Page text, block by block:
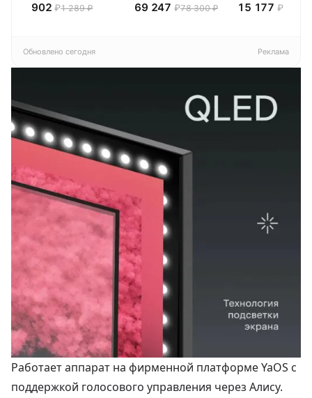
полотенец 4 шт,
902₽1 289 ₽
(2026) Смарт ТВ
69 247 ₽78 300 ₽
Смарт ТВ HD
15 177 ₽
Обновлено сегодня Реклама
Работает аппарат на фирменной платформе YaOS с
поддержкой голосового управления через Алису.